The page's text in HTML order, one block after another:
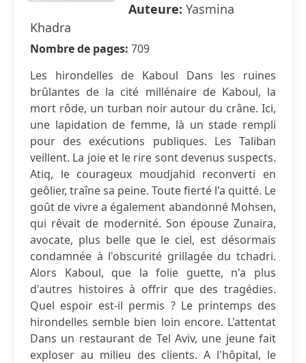
Auteure: Yasmina
Khadra
Nombre de pages: 709
Les hirondelles de Kaboul Dans les ruines
brûlantes de la cité millénaire de Kaboul, la
mort rôde, un turban noir autour du crâne. Ici,
une lapidation de femme, là un stade rempli
pour des exécutions publiques. Les Taliban
veillent. La joie et le rire sont devenus suspects.
Atiq, le courageux moudjahid reconverti en
geôlier, traîne sa peine. Toute fierté l'a quitté. Le
goût de vivre a également abandonné Mohsen,
qui rêvait de modernité. Son épouse Zunaira,
avocate, plus belle que le ciel, est désormais
condamnée à l'obscurité grillagée du tchadri.
Alors Kaboul, que la folie guette, n'a plus
d'autres histoires à offrir que des tragédies.
Quel espoir est-il permis ? Le printemps des
hirondelles semble bien loin encore. L'attentat
Dans un restaurant de Tel Aviv, une jeune fait
exploser au milieu des clients. A l'hôpital, le